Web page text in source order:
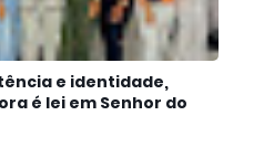
e identidade,
é lei em Senhor do